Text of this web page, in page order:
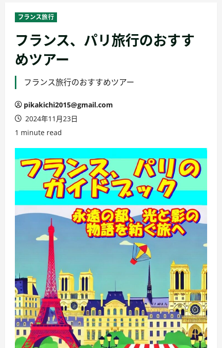
メ
ニ
ュ
ー
フランス旅行
フランス、パリ旅行のおすす
めツアー
フランス旅行のおすすめツアー
pikakichi2015@gmail.com
2024年11月23日
1 minute read